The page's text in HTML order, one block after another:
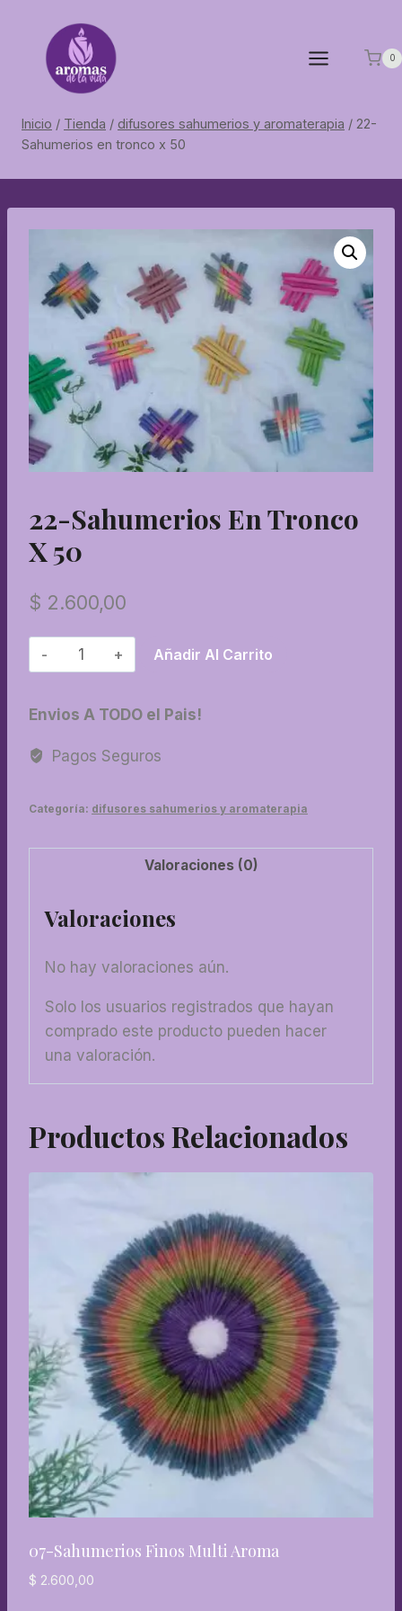
contenido
0
Inicio / Tienda / difusores sahumerios y aromaterapia / 22-
Sahumerios en tronco x 50
22-Sahumerios En Tronco
X 50
$ 2.600,00
22-
Sahumerios
tronco
50
Añadir Al Carrito
Envios A TODO el Pais!
Pagos Seguros
Categoría: difusores sahumerios y aromaterapia
Valoraciones (0)
Valoraciones
No hay valoraciones aún.
Solo los usuarios registrados que hayan
comprado este producto pueden hacer
una valoración.
Productos Relacionados
07-Sahumerios Finos Multi Aroma
$ 2.600,00